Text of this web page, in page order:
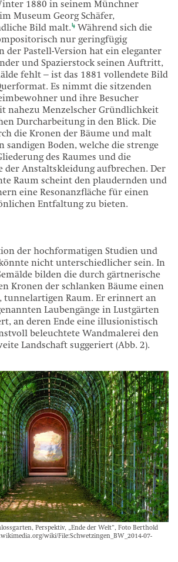
1880 in seinem Münchner
Museum Georg Schäfer,
Bild malt.4 Während sich die
nur geringfügig
der Pastell-Version hat ein eleganter
und Spazierstock seinen Auftritt,
fehlt – ist das 1881 vollendete Bild
Es nimmt die sitzenden
und ihre Besucher
nahezu Menzelscher Gründlichkeit
Durcharbeitung in den Blick. Die
die Kronen der Bäume und malt
sandigen Boden, welche die strenge
des Raumes und die
der Anstaltskleidung aufbrechen. Der
Raum scheint den plaudernden und
eine Resonanzfläche für einen
Entfaltung zu bieten.
der hochformatigen Studien und
nicht unterschiedlicher sein. In
bilden die durch gärtnerische
Kronen der schlanken Bäume einen
tunnelartigen Raum. Er erinnert an
Laubengänge in Lustgärten
an deren Ende eine illusionistisch
beleuchtete Wandmalerei den
Landschaft suggeriert (Abb. 2).
Perspektiv, „Ende der Welt“, Foto Berthold
wiki/File:Schwetzingen_BW_2014-07-